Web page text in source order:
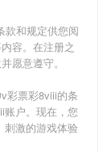
款和规定供您阅
容。在注册之
愿意遵守。
彩票彩8viii的条
户。现在，您
刺激的游戏体验